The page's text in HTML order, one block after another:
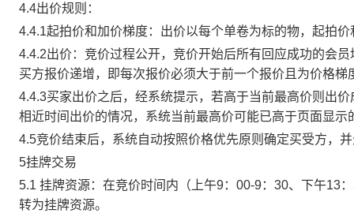
4.4出价规则：
4.4.1起拍价和加价梯度：出价以每个单卷为标的物，起拍
4.4.2出价：竞价过程公开，竞价开始后所有回应成功的会
买方报价递增，即每次报价必须大于前一个报价且为价格
4.4.3买家出价之后，经系统提示，若高于当前最高价则出
相近时间出价的情况，系统当前最高价可能已高于页面显示
4.5竞价结束后，系统自动按照价格优先原则确定买受方，
5挂牌交易
5.1 挂牌资源：在竞价时间内（上午9：00-9：30、下午13
转为挂牌资源。